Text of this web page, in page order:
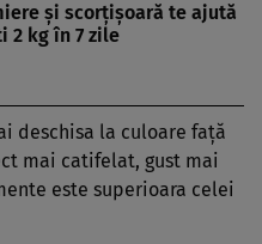
și scorțișoară te ajută
2 kg în 7 zile
deschisa la culoare faţă
mai catifelat, gust mai
este superioara celei